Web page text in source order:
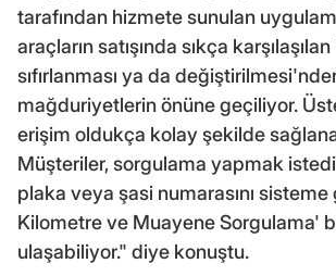
tarafından hizmete sunulan
araçların satışında sıkça
sıfırlanması ya da
mağduriyetlerin önüne geçiliyor.
erişim oldukça kolay şekilde
Müşteriler, sorgulama yapmak
plaka veya şasi numarasını
Kilometre ve Muayene Sorgulama'
ulaşabiliyor." diye konuştu.